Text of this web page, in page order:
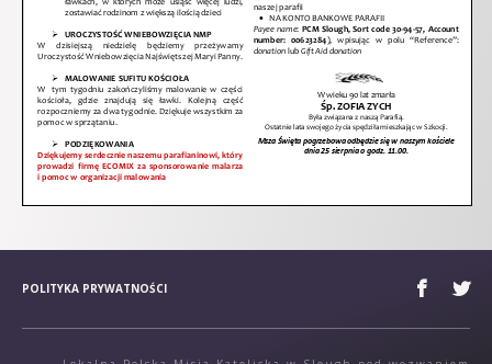
POLITYKA PRYWATNOŚCI